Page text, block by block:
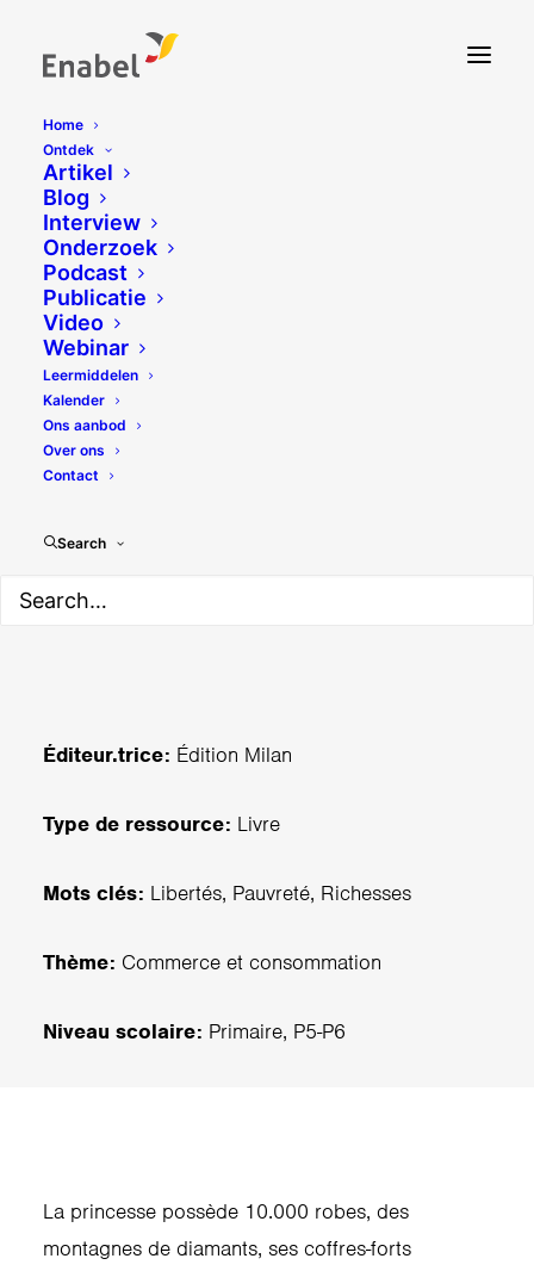
Home
Ontdek
Artikel
Blog
Interview
Onderzoek
Podcast
Publicatie
Video
Webinar
Leermiddelen
Kalender
Ons aanbod
Over ons
Contact
Search
La richesse et la pauvreté -
Les goûters philo
Éditeur.trice: Édition Milan
Type de ressource: Livre
Mots clés: Libertés, Pauvreté, Richesses
Thème: Commerce et consommation
Niveau scolaire: Primaire, P5-P6
La princesse possède 10.000 robes, des
montagnes de diamants, ses coffres-forts